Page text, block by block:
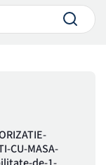
CU-MASA-